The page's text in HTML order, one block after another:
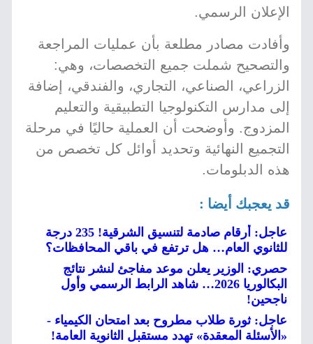
الإعلان الرسمي.
وأفادت مصادر مطلعة بأن عمليات المراجعة
والتصحيح شملت جميع التخصصات، وهي:
الزراعي، الصناعي، التجاري، والفندقي، إضافة
إلى مدارس التكنولوجيا التطبيقية والتعليم
المزدوج. وأوضحت أن العملية حاليًا في مرحلة
التجميع النهائية وتحديد أوائل كل تخصص من
هذه الدبلومات.
قد يعجبك أيضا :
عاجل: أرقام صادمة لتنسيق الشرقية! 235 درجة
للثانوي العام… هل ترتفع في باقي المحافظات؟
حصري: الوزير يعلن موعد مفاجئ لنشر نتائج
البكالوريا 2026… شاهد الرابط الرسمي وأول
ناجحين!
عاجل: ثورة طلاب مطروح بعد امتحان الكيمياء -
«الأسئلة المعقدة» تهدد مستقبل الثانوية العامة!